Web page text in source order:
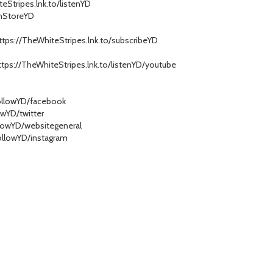
listenYD
TheWhiteStripes.lnk.to/subscribeYD
TheWhiteStripes.lnk.to/listenYD/youtube
facebook
twitter
websitegeneral
instagram